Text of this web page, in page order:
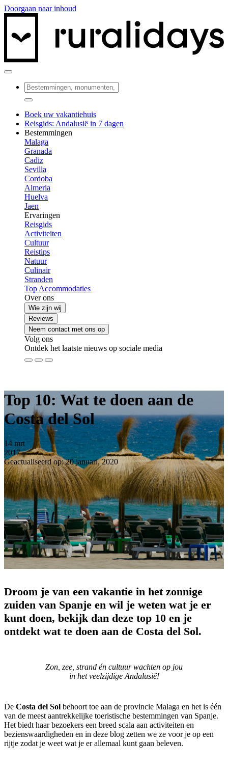
Doorgaan naar inhoud
Boek uw vakantiehuis
Reisgids: Andalusië in 7 dagen
Bestemmingen
Malaga
Granada
Cadiz
Sevilla
Cordoba
Almeria
Huelva
Jaen
Ervaringen
Reisgids
Activiteiten
Cultuur
Reistips
Natuur
Culinair
Stranden
Top Accommodaties
Over ons
Wie zijn wij
Reviews
Neem contact met ons op
Volg ons
Ontdek het laatste nieuws op sociale media
Top 10: Wat te doen aan de
Costa del Sol
14 mrt
2017
Geactualiseerd op: 20 januari, 2020
Droom je van een vakantie in het zonnige
zuiden van Spanje en wil je weten wat je er
kunt doen, bekijk dan deze top 10 en je
ontdekt wat te doen aan de Costa del Sol.
Zon, zee, strand én cultuur wachten op jou
in het veelzijdige Andalusië!
De Costa del Sol behoort toe aan de provincie Malaga en het is één
van de meest aantrekkelijke toeristische bestemmingen van Spanje.
Het biedt haar bezoekers een breed scala aan activiteiten en
bezienswaardigheden en in deze blog zetten we ze voor je op een
rijtje zodat je weet wat je er allemaal kunt gaan beleven.